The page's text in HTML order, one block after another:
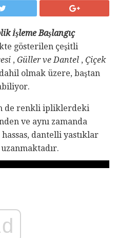
İşleme Başlangıç
gösterilen çeşitli
, Güller ve Dantel , Çiçek
dahil olmak üzere, baştan
de renkli ipliklerdeki
ve aynı zamanda
dantelli yastıklar